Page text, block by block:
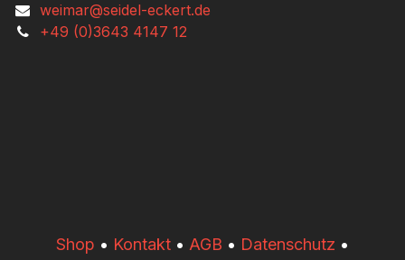
weimar@seidel-eckert.de
+49 (0)3643 4147 12
​​Shop • Kontakt • AGB • Datenschutz •